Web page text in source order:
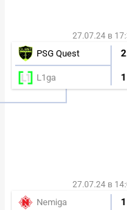
27.07.24 в
PSG Quest 2
L1ga 1
27.07.24 в
Nemiga 1